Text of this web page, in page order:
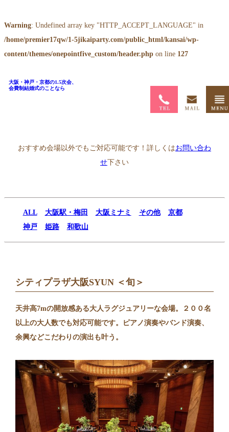
Warning: Undefined array key "HTTP_ACCEPT_LANGUAGE" in
/home/premier17qw/1-5jikaiparty.com/public_html/kansai/wp-
content/themes/onepointfive_custom/header.php on line 127
大阪・神戸・京都の1.5次会、
会費制結婚式のことなら
おすすめ会場以外でもご対応可能です！詳しくはお問い合わ
せ下さい
ALL 大阪駅・梅田 大阪ミナミ その他
京都
神戸
姫路 和歌山
シティプラザ大阪SYUN ＜旬＞
天井高7mの開放感ある大人ラグジュアリーな会場。２００名
以上の大人数でも対応可能です。ピアノ演奏やバンド演奏、
余興などこだわりの演出も叶う。